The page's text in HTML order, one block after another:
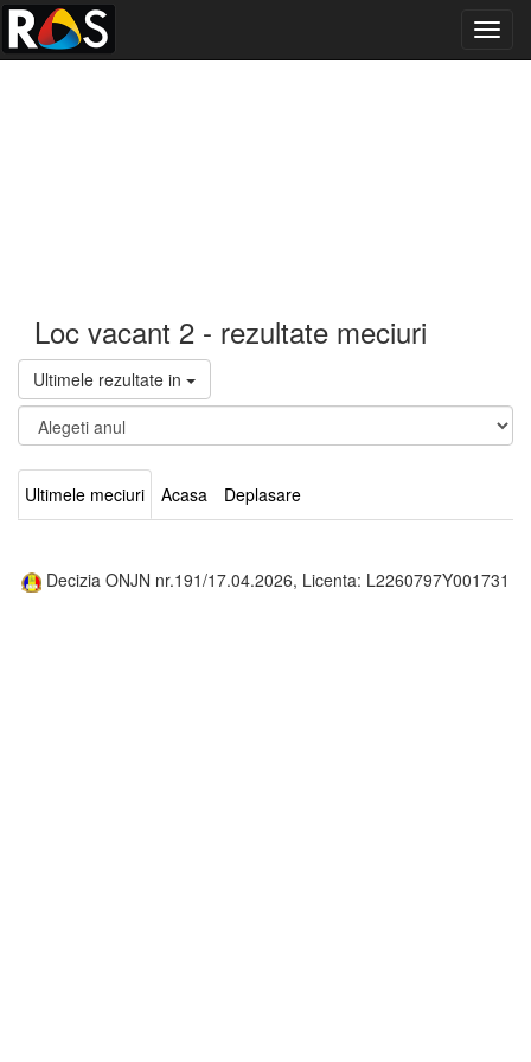
Loc vacant 2 - rezultate meciuri
Ultimele rezultate in
Ultimele meciuri Acasa Deplasare
Decizia ONJN nr.191/17.04.2026, Licenta: L2260797Y001731